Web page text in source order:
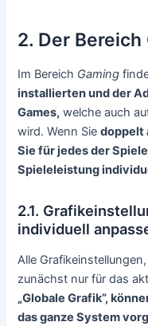
2. Der Bereich
Im Bereich Gaming
installierten und der
Games, welche auch
wird. Wenn Siedoppelt
Sie für jedes der
Spieleleistung
2.1.
individuell
Alle
zunächst nur für das
„Globale Grafik“,
das ganze System